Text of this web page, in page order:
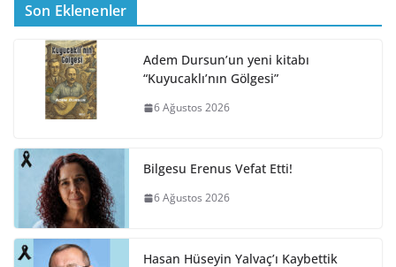
Son Eklenenler
Adem Dursun’un yeni kitabı
“Kuyucaklı’nın Gölgesi”
6 Ağustos 2026
Bilgesu Erenus Vefat Etti!
6 Ağustos 2026
Hasan Hüseyin Yalvaç’ı Kaybettik